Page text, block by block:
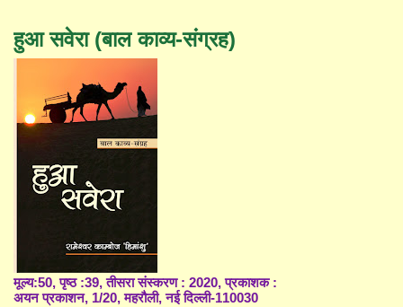
हुआ सवेरा (बाल काव्य-संग्रह)
मूल्य:50, पृष्ठ :39, तीसरा संस्करण : 2020, प्रकाशक :
अयन प्रकाशन, 1/20, महरौली, नई दिल्ली-110030